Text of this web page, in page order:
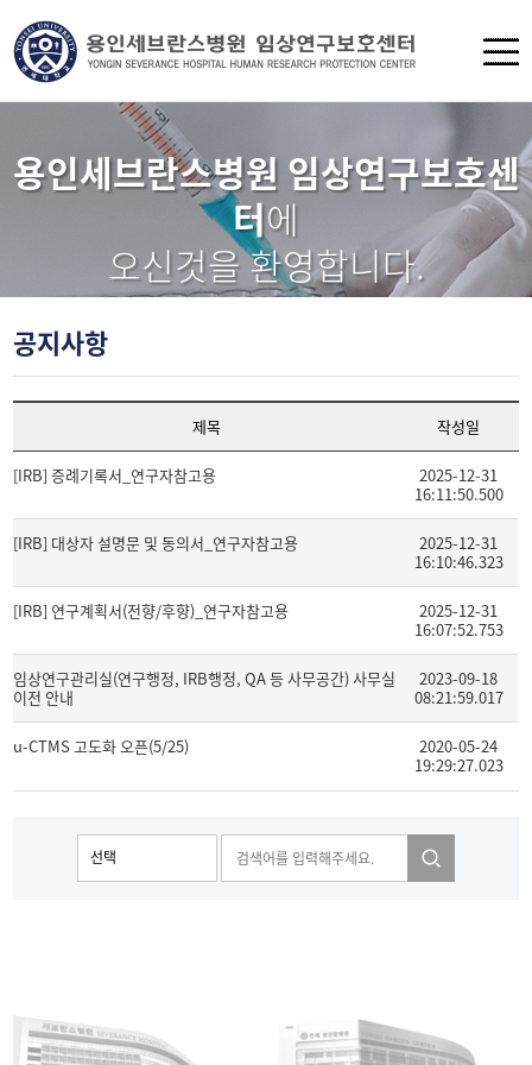
용인세브란스병원 임상연구보호센
터에
오신것을 환영합니다.
공지사항
제목 작성일
[IRB] 증례기록서_연구자참고용
2025-12-31
16:11:50.500
[IRB] 대상자 설명문 및 동의서_연구자참고용
2025-12-31
16:10:46.323
[IRB] 연구계획서(전향/후향)_연구자참고용
2025-12-31
16:07:52.753
임상연구관리실(연구행정, IRB행정, QA 등 사무공간) 사무실
이전 안내
2023-09-18
08:21:59.017
u-CTMS 고도화 오픈(5/25)
2020-05-24
19:29:27.023